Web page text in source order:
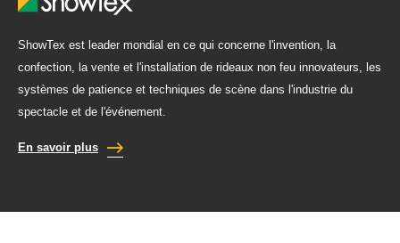
ShowTex est leader mondial en ce qui concerne l'invention, la
confection, la vente et l'installation de rideaux non feu innovateurs, les
systèmes de patience et techniques de scène dans l'industrie du
spectacle et de l'événement.
En savoir plus